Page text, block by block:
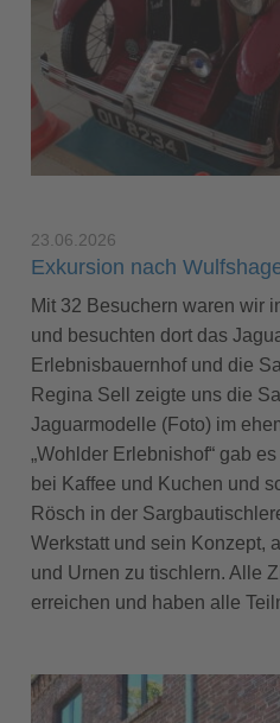
23.06.2026
Exkursion nach
Mit 32 Besuchern waren wir
und besuchten dort das
Erlebnisbauernhof und die
Regina Sell zeigte uns die
Jaguarmodelle (Foto) im
„Wohlder Erlebnishof“ gab
bei Kaffee und Kuchen und
Rösch in der
Werkstatt und sein Konzept,
und Urnen zu tischlern. Alle
erreichen und haben alle